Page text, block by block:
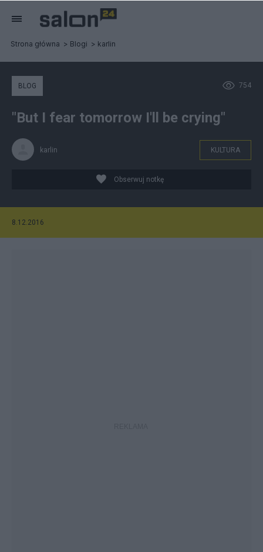
Strona główna Blogi karlin
754
BLOG
"But I fear tomorrow I'll be crying"
karlin KULTURA
Obserwuj notkę
8.12.2016